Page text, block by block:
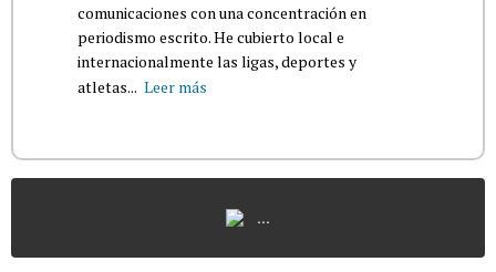
comunicaciones con una concentración en
periodismo escrito. He cubierto local e
internacionalmente las ligas, deportes y
atletas... Leer más
...